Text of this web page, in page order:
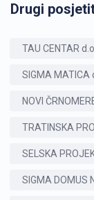
Drugi
TAU CENTAR
SIGMA MATICA
NOVI
TRATINSKA
SELSKA
SIGMA DOMUS